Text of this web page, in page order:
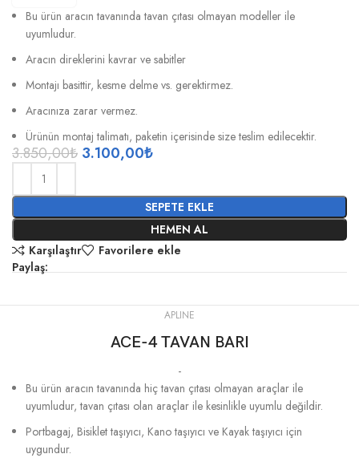
Bu ürün aracın tavanında tavan çıtası olmayan modeller ile
uyumludur.
Aracın direklerini kavrar ve sabitler
Montajı basittir, kesme delme vs. gerektirmez.
Aracınıza zarar vermez.
Ürünün montaj talimatı, paketin içerisinde size teslim edilecektir.
3.850,00₺ 3.100,00₺
SEPETE EKLE
HEMEN AL
Karşılaştır
Favorilere ekle
Paylaş:
APLINE
ACE-4 TAVAN BARI
-
Bu ürün aracın tavanında hiç tavan çıtası olmayan araçlar ile
uyumludur, tavan çıtası olan araçlar ile kesinlikle uyumlu değildir.
Portbagaj, Bisiklet taşıyıcı, Kano taşıyıcı ve Kayak taşıyıcı için
uygundur.